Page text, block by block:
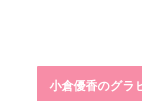
小倉優香のグラ